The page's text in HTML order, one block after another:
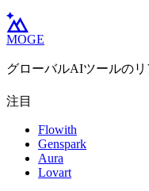
MOGE
グローバルAIツールのリ
注目
Flowith
Genspark
Aura
Lovart